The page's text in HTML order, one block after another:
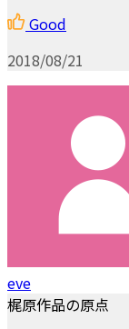
Good
2018/08/21
eve
梶原作品の原点